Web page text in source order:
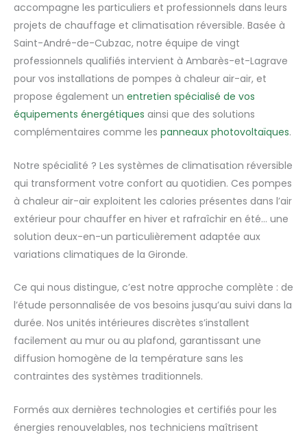
accompagne les particuliers et professionnels dans leurs
projets de chauffage et climatisation réversible. Basée à
Saint-André-de-Cubzac, notre équipe de vingt
professionnels qualifiés intervient à Ambarès-et-Lagrave
pour vos installations de pompes à chaleur air-air, et
propose également un entretien spécialisé de vos
équipements énergétiques ainsi que des solutions
complémentaires comme les panneaux photovoltaïques.
Notre spécialité ? Les systèmes de climatisation réversible
qui transforment votre confort au quotidien. Ces pompes
à chaleur air-air exploitent les calories présentes dans l’air
extérieur pour chauffer en hiver et rafraîchir en été… une
solution deux-en-un particulièrement adaptée aux
variations climatiques de la Gironde.
Ce qui nous distingue, c’est notre approche complète : de
l’étude personnalisée de vos besoins jusqu’au suivi dans la
durée. Nos unités intérieures discrètes s’installent
facilement au mur ou au plafond, garantissant une
diffusion homogène de la température sans les
contraintes des systèmes traditionnels.
Formés aux dernières technologies et certifiés pour les
énergies renouvelables, nos techniciens maîtrisent